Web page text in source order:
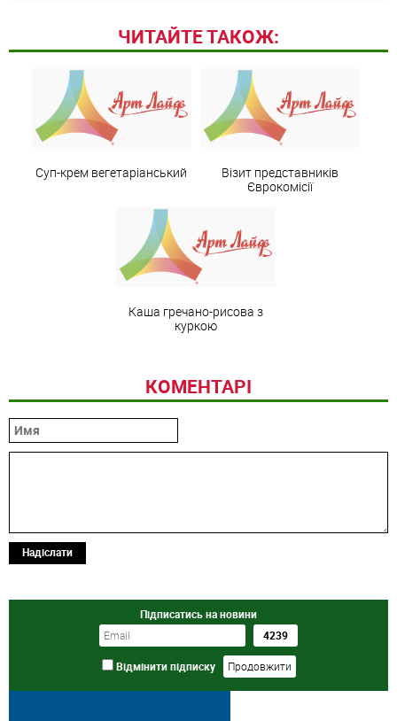
ЧИТАЙТЕ ТАКОЖ:
Суп-крем вегетаріанський
Візит представників
Єврокомісії
Каша гречано-рисова з
куркою
КОМЕНТАРІ
Надіслати
Підписатись на новини
Відмінити підписку